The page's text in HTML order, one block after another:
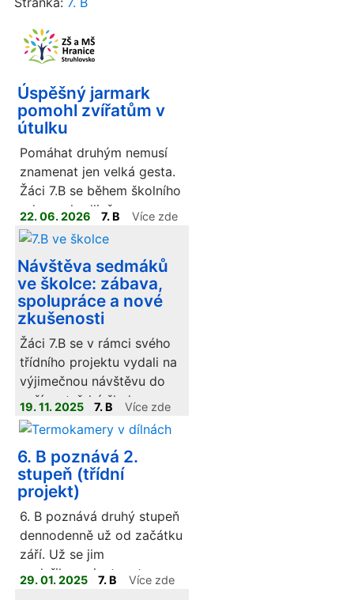
Úspěšný jarmark
pomohl zvířatům v
útulku
Pomáhat druhým nemusí
znamenat jen velká gesta.
Žáci 7.B se během školního
roku rozhodli, že svou
energií a nápady podpoří
dobrou věc. V rámci
školního jarmarku proto
vyráběli vlastní výrobky,
které následně nabízeli
návštěvníkům akce.
Výtěžek z prodeje se
rozhodli věnovat útulku
pro zvířata v Přerově, čímž
spojili kreativitu, spolupráci
a ochotu pomáhat tam,
kde je to potřeba.
22. 06. 2026 7. B Více zde
Návštěva sedmáků
ve školce: zábava,
spolupráce a nové
zkušenosti
Žáci 7.B se v rámci svého
třídního projektu vydali na
výjimečnou návštěvu do
naší mateřské školy.
Čekala na ně skupina
čtrnácti předškoláků, kteří
se s nadšením pustili do
společného dopoledne
plného úkolů, her a tvoření.
19. 11. 2025 7. B Více zde
6. B poznává 2.
stupeň (třídní
projekt)
6. B poznává druhý stupeň
dennodenně už od začátku
září. Už se jim
podařilo zorientovat se na
29. 01. 2025 7. B Více zde